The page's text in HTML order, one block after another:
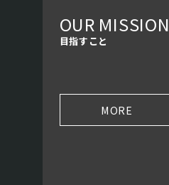
OUR MISSION
⽬指すこと
MORE